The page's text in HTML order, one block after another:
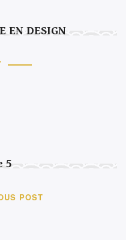
EN DESIGN
5
POST